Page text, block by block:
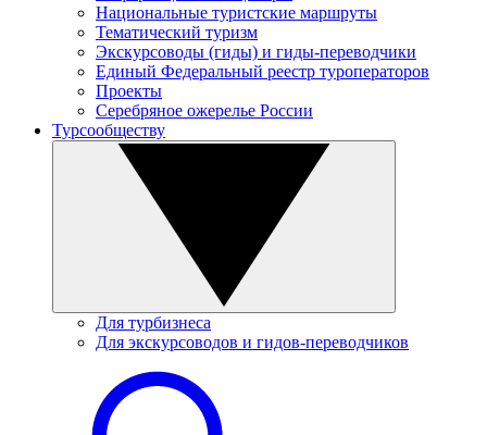
Национальные туристские маршруты
Тематический туризм
Экскурсоводы (гиды) и гиды-переводчики
Единый Федеральный реестр туроператоров
Проекты
Серебряное ожерелье России
Турсообществу
Для турбизнеса
Для экскурсоводов и гидов-переводчиков